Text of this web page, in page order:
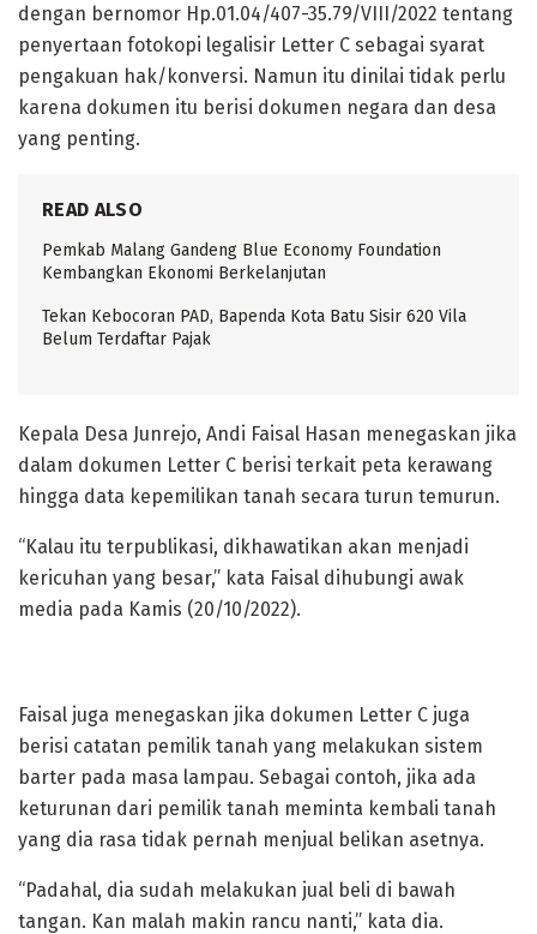
dengan bernomor Hp.01.04/407-35.79/VIII/2022 tentang
penyertaan fotokopi legalisir Letter C sebagai syarat
pengakuan hak/konversi. Namun itu dinilai tidak perlu
karena dokumen itu berisi dokumen negara dan desa
yang penting.
READ ALSO
Pemkab Malang Gandeng Blue Economy Foundation
Kembangkan Ekonomi Berkelanjutan
Tekan Kebocoran PAD, Bapenda Kota Batu Sisir 620 Vila
Belum Terdaftar Pajak
Kepala Desa Junrejo, Andi Faisal Hasan menegaskan jika
dalam dokumen Letter C berisi terkait peta kerawang
hingga data kepemilikan tanah secara turun temurun.
“Kalau itu terpublikasi, dikhawatikan akan menjadi
kericuhan yang besar,” kata Faisal dihubungi awak
media pada Kamis (20/10/2022).
Faisal juga menegaskan jika dokumen Letter C juga
berisi catatan pemilik tanah yang melakukan sistem
barter pada masa lampau. Sebagai contoh, jika ada
keturunan dari pemilik tanah meminta kembali tanah
yang dia rasa tidak pernah menjual belikan asetnya.
“Padahal, dia sudah melakukan jual beli di bawah
tangan. Kan malah makin rancu nanti,” kata dia.